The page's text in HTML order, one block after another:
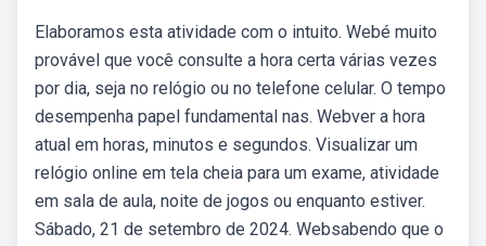
Elaboramos esta atividade com o intuito. Webé muito
provável que você consulte a hora certa várias vezes
por dia, seja no relógio ou no telefone celular. O tempo
desempenha papel fundamental nas. Webver a hora
atual em horas, minutos e segundos. Visualizar um
relógio online em tela cheia para um exame, atividade
em sala de aula, noite de jogos ou enquanto estiver.
Sábado, 21 de setembro de 2024. Websabendo que o